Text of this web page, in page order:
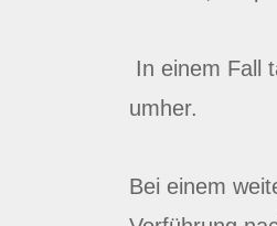
In einem Fall
umher.
Bei einem